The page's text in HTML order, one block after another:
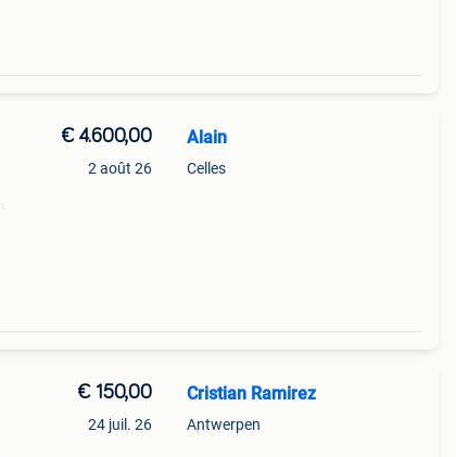
€ 4.600,00
2 août 26
Alain
Celles
€ 150,00
24 juil. 26
Cristian Ramirez
Antwerpen